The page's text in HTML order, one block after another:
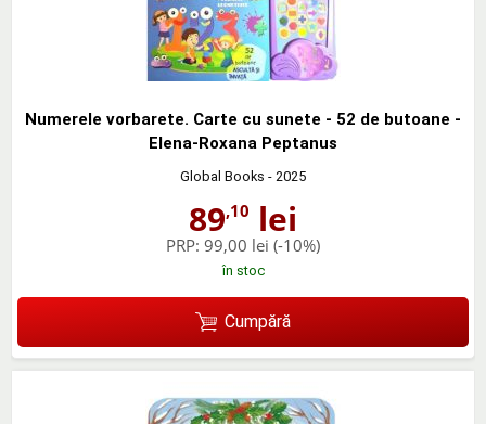
Numerele vorbarete. Carte cu sunete - 52 de butoane -
Elena-Roxana Peptanus
Global Books - 2025
89,10 lei
PRP: 99,00 lei (-10%)
în stoc
Cumpără